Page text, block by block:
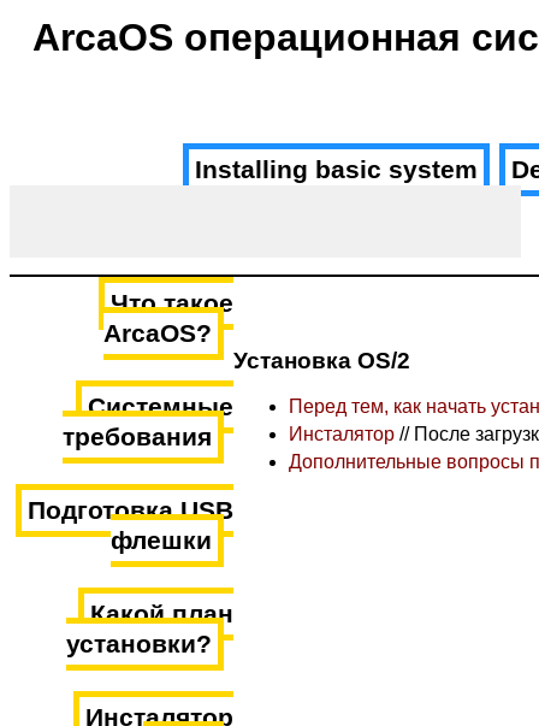
ArcaOS операционная
Installing basic system
Что такое
ArcaOS?
Системные
требования
Подготовка USB
флешки
Какой план
установки?
Инсталятор
Установка OS/2
Перед тем, как начать
Инсталятор // После
Дополнительные вопросы